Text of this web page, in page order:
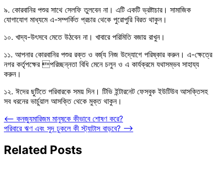
৯. কোরবানির পশুর সাথে সেলফি তুলবেন না। এটি একটি ভ্রষ্টাচার। সামাজিক
যোগাযোগ মাধ্যমে এ-সম্পর্কিত প্রচার থেকে পুরোপুরি বিরত থাকুন।
১০. খাদ্য-উৎসবে মেতে উঠবেন না। খাবারে পরিমিতি বজায় রাখুন।
১১. আপনার কোরবানির পশুর রক্ত ও বর্জ্য নিজ উদ্যোগে পরিষ্কার করুন। এ-ক্ষেত্রে
নগর কর্তৃপক্ষের পরিচ্ছন্নতা বিধি মেনে চলুন ও এ কার্যক্রমে যথাসম্ভব সাহায্য
করুন।
১২. ঈদের ছুটিতে পরিবারকে সময় দিন। টিভি ইন্টারনেট ফেসবুক ইউটিউব আসক্তিসহ
সব ধরনের ভার্চুয়াল আসক্তি থেকে মুক্ত থাকুন।
Post
navigation
⟵ কনজ্যুমারিজম মানুষকে কীভাবে শোষণ করে?
পরিবারে ঋণ এবং সুদ ঢুকলে কী স্ট্যাটাস বাড়বে? ⟶
Related Posts